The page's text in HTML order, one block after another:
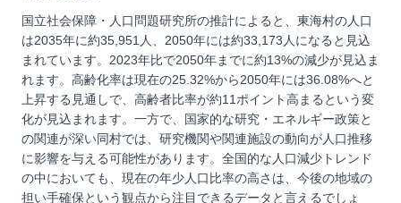
国立社会保障・人口問題研究所の推計によると、東海村の人口
は2035年に約35,951人、2050年には約33,173人になると見込
まれています。2023年比で2050年までに約13%の減少が見込ま
れます。高齢化率は現在の25.32%から2050年には36.08%へと
上昇する見通しで、高齢者比率が約11ポイント高まるという変
化が見込まれます。一方で、国家的な研究・エネルギー政策と
の関連が深い同村では、研究機関や関連施設の動向が人口推移
に影響を与える可能性があります。全国的な人口減少トレンド
の中においても、現在の年少人口比率の高さは、今後の地域の
担い手確保という観点から注目できるデータと言えるでしょ